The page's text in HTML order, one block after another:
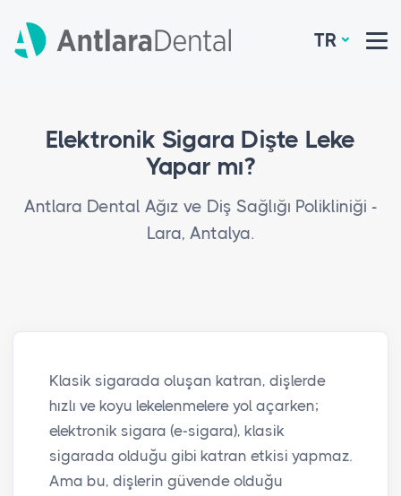
TR
Elektronik Sigara Dişte Leke
Yapar mı?
Antlara Dental Ağız ve Diş Sağlığı Polikliniği -
Lara, Antalya.
Klasik sigarada oluşan katran, dişlerde
hızlı ve koyu lekelenmelere yol açarken;
elektronik sigara (e-sigara), klasik
sigarada olduğu gibi katran etkisi yapmaz.
Ama bu, dişlerin güvende olduğu